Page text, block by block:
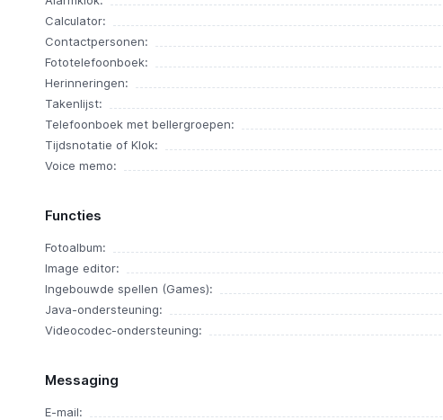
Calculator:
Contactpersonen:
Fototelefoonboek:
Herinneringen:
Takenlijst:
Telefoonboek met bellergroepen:
Tijdsnotatie of Klok:
Voice memo:
Functies
Fotoalbum:
Image editor:
Ingebouwde spellen (Games):
Java-ondersteuning:
Videocodec-ondersteuning:
Messaging
E-mail: